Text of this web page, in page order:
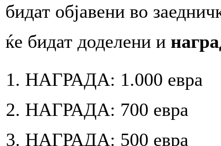
бидат објавени во
ќе бидат доделени и
НАГРАДА: 1.000 евра
НАГРАДА: 700 евра
НАГРАДА: 500 евра